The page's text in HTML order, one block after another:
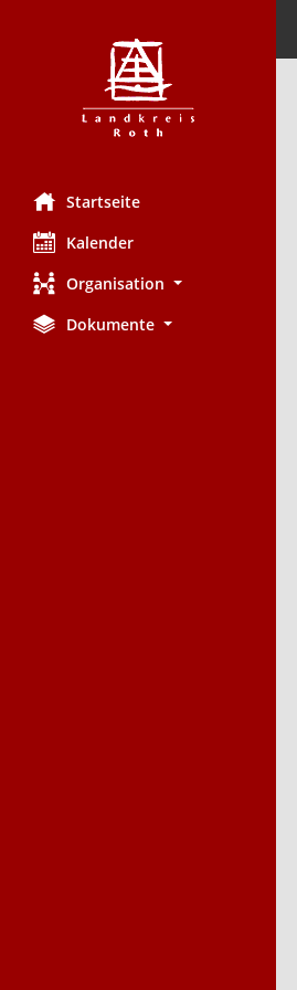
Startseite
Kalender
Organisation
Dokumente